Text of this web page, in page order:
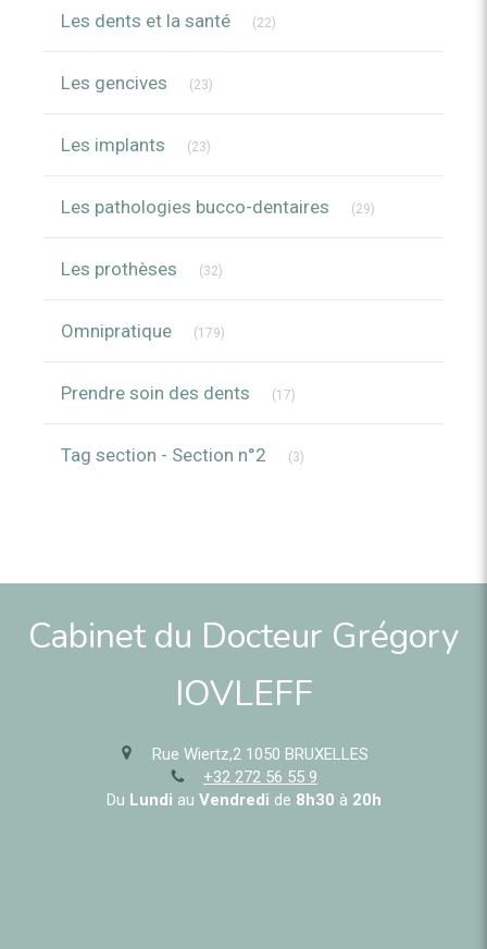
Les dents et la santé (22)
Les gencives (23)
Les implants (23)
Les pathologies bucco-dentaires (29)
Les prothèses (32)
Omnipratique (179)
Prendre soin des dents (17)
Tag section - Section n°2 (3)
Cabinet du Docteur Grégory
IOVLEFF
Rue Wiertz,2 1050 BRUXELLES
+32 272 56 55 9
Du Lundi au Vendredi de 8h30 à 20h